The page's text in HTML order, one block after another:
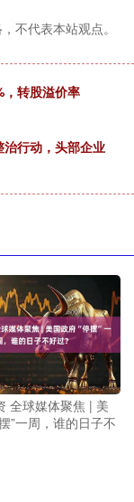
不代表本站观点。
转股溢价率
行动，头部企业
全球媒体聚焦 | 美
”一周，谁的日子不